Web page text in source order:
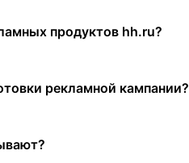
продуктов hh.ru?
рекламной кампании?